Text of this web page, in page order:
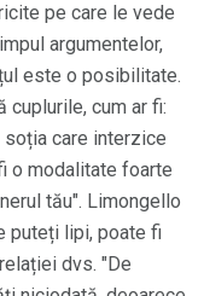
pe care le vede
argumentelor,
este o posibilitate.
cuplurile, cum ar fi:
care interzice
o modalitate foarte
tău". Limongello
puteți lipi, poate fi
dvs. "De